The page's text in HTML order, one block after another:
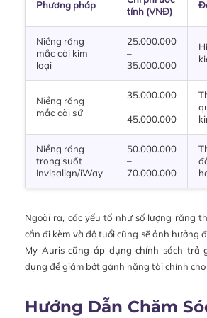
Phương pháp
tính (VNĐ)
Niềng răng
mắc cài kim
loại
25.000.000
–
35.000.000
Niềng răng
mắc cài sứ
35.000.000
–
45.000.000
Niềng răng
trong suốt
Invisalign/iWay
50.000.000
–
70.000.000
Ngoài ra, các yếu tố như số lượng răng
cắn đi kèm và độ tuổi cũng sẽ ảnh hưởng
My Auris cũng áp dụng chính sách trả
dụng để giảm bớt gánh nặng tài chính
Hướng Dẫn Chăm